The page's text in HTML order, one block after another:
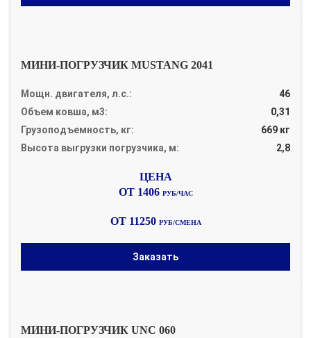
МИНИ-ПОГРУЗЧИК MUSTANG 2041
Мощн. двигателя, л.с.:
46
Объем ковша, м3:
0,31
Грузоподъемность, кг:
669 кг
Высота выгрузки погрузчика, м:
2,8
ОТ 1406 РУБ/ЧАС
ОТ 11250 РУБ/СМЕНА
Заказать
МИНИ-ПОГРУЗЧИК UNC 060